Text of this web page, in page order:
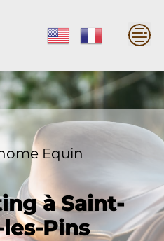
Equin
à Saint-
Pins